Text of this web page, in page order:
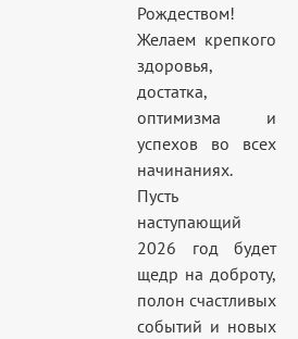
Рождеством!
Желаем крепкого
здоровья,
достатка,
оптимизма и
успехов во всех
начинаниях.
Пусть
наступающий
2026 год будет
щедр на доброту,
полон счастливых
событий и новых